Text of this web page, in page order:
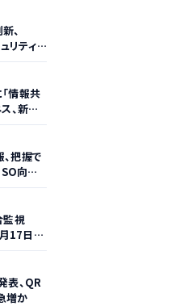
、
リティ
情報共
、新サ
把握で
向け
監視
17日よ
から4領
表、QR
増か